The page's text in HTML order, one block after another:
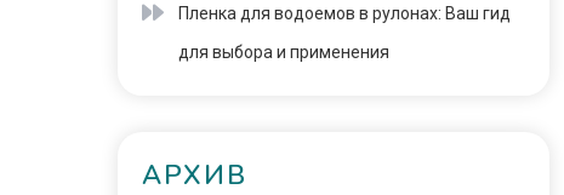
Пленка для водоемов в рулонах: Ваш гид
для выбора и применения
АРХИВ